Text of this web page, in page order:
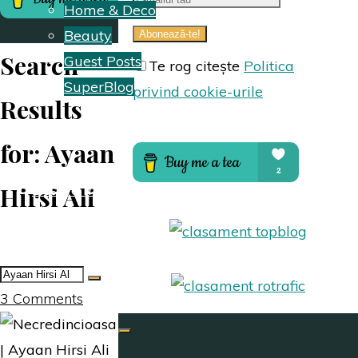
Home & Deco
Beauty
Guest Posts
SuperBlog
Despre mine
Search
Results
for:Ayaan
Hirsi Ali
Search
for:
3 Comments
Te rog citește Politica
privind cookie-urile